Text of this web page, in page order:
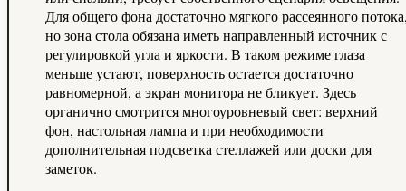
Для общего фона достаточно мягкого рассеянного
но зона стола обязана иметь направленный источник с
регулировкой угла и яркости. В таком режиме глаза
меньше устают, поверхность остается достаточно
равномерной, а экран монитора не бликует. Здесь
органично смотрится многоуровневый свет: верхний
фон, настольная лампа и при необходимости
дополнительная подсветка стеллажей или доски для
заметок.